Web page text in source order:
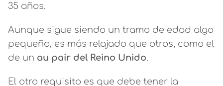
35 años.
Aunque sigue siendo un tramo de edad algo
pequeño, es más relajado que otros, como el
de un au pair del Reino Unido.
El otro requisito es que debe tener la